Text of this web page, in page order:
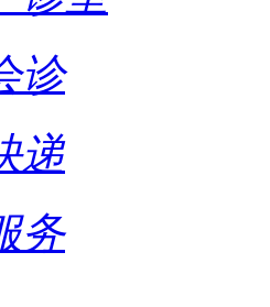
诊
递
务